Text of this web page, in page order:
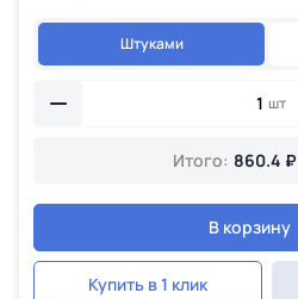
Штуками
шт
Итого: 860.4 ₽
В корзину
Купить в 1 клик